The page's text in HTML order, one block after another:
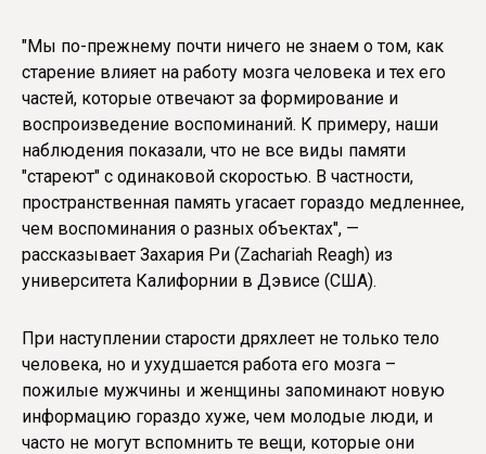
"Мы по-прежнему почти ничего не знаем о том, как
старение влияет на работу мозга человека и тех его
частей, которые отвечают за формирование и
воспроизведение воспоминаний. К примеру, наши
наблюдения показали, что не все виды памяти
"стареют" с одинаковой скоростью. В частности,
пространственная память угасает гораздо медленнее,
чем воспоминания о разных объектах", —
рассказывает Захария Ри (Zachariah Reagh) из
университета Калифорнии в Дэвисе (США).
При наступлении старости дряхлеет не только тело
человека, но и ухудшается работа его мозга –
пожилые мужчины и женщины запоминают новую
информацию гораздо хуже, чем молодые люди, и
часто не могут вспомнить те вещи, которые они